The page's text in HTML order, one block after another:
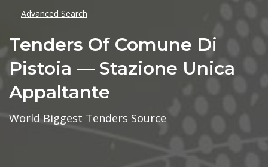
Advanced Search
Tenders Of Comune Di
Pistoia — Stazione Unica
Appaltante
World Biggest Tenders Source